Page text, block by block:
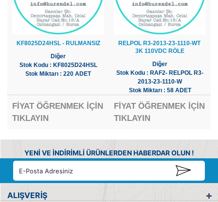
KF8025D24HSL - RULMANSIZ
Diğer
Stok Kodu : KF8025D24HSL
Stok Miktarı : 220 ADET
FİYAT ÖĞRENMEK İÇİN
TIKLAYIN
RELPOL R3-2013-23-1110-WT
3K 110VDC RÖLE
Diğer
Stok Kodu : RAF2- RELPOL R3-
2013-23-1110-W
Stok Miktarı : 58 ADET
FİYAT ÖĞRENMEK İÇİN
TIKLAYIN
YENİ VE İNDİRİMLİ ÜRÜNLERDEN HABERDAR OLUN !
ALIŞVERİŞ